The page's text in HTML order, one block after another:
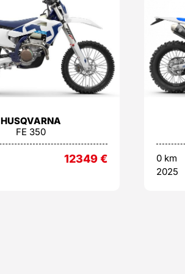
HUSQVARNA
FE 350
12349€
0 km
2025